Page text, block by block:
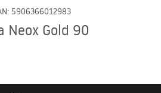
: 5906366012983
Neox Gold 90